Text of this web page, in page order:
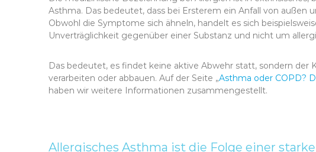
Asthma. Das bedeutet, dass bei Ersterem ein Anfall von außen
Obwohl die Symptome sich ähneln, handelt es sich
Unverträglichkeit gegenüber einer Substanz und nicht um
Das bedeutet, es findet keine aktive Abwehr statt, sondern
verarbeiten oder abbauen. Auf der Seite „Asthma oder COPD?
haben wir weitere Informationen zusammengestellt.
Allergisches Asthma ist die Folge einer